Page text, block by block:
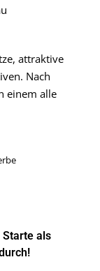
attraktive
Nach
einem alle
Starte als